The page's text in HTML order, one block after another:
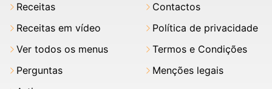
Receitas
Receitas em vídeo
Ver todos os menus
Perguntas
Contactos
Política de privacidade
Termos e Condições
Menções legais